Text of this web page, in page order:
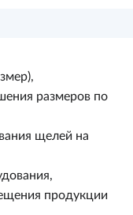
размеров по
щелей на
продукции